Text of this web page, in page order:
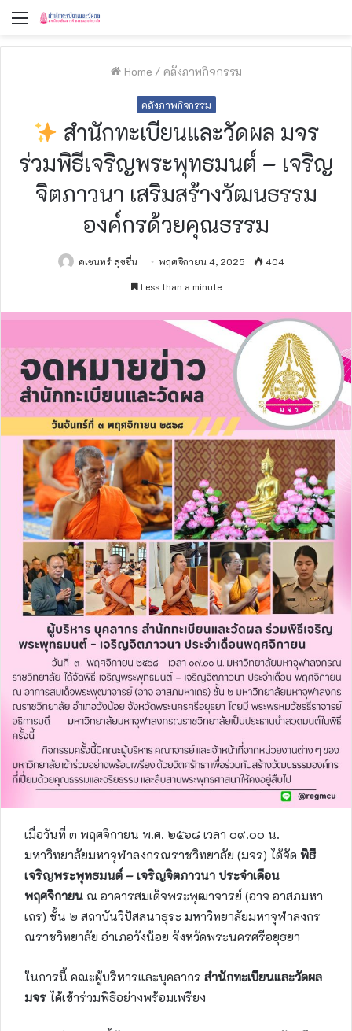
Menu
Home / คลังภาพกิจกรรม
คลังภาพกิจกรรม
สำนักทะเบียนและวัดผล มจร
ร่วมพิธีเจริญพระพุทธมนต์ – เจริญ
จิตภาวนา เสริมสร้างวัฒนธรรม
องค์กรด้วยคุณธรรม
คเชนทร์ สุขชื่น พฤศจิกายน 4, 2025
404
Less than a minute
เมื่อวันที่ ๓ พฤศจิกายน พ.ศ. ๒๕๖๘ เวลา ๐๙.๐๐ น.
มหาวิทยาลัยมหาจุฬาลงกรณราชวิทยาลัย (มจร) ได้จัด พิธี
เจริญพระพุทธมนต์ – เจริญจิตภาวนา ประจำเดือน
พฤศจิกายน ณ อาคารสมเด็จพระพุฒาจารย์ (อาจ อาสภมหา
เถร) ชั้น ๒ สถาบันวิปัสสนาธุระ มหาวิทยาลัยมหาจุฬาลงกร
ณราชวิทยาลัย อำเภอวังน้อย จังหวัดพระนครศรีอยุธยา
ในการนี้ คณะผู้บริหารและบุคลากร สำนักทะเบียนและวัดผล
มจร ได้เข้าร่วมพิธีอย่างพร้อมเพรียง